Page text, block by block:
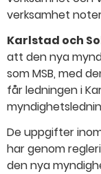
verksamhet
Karlstad och
att den nya
som MSB, med
får ledningen i
De uppgifter
har genom
den nya